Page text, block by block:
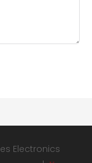
Electronics